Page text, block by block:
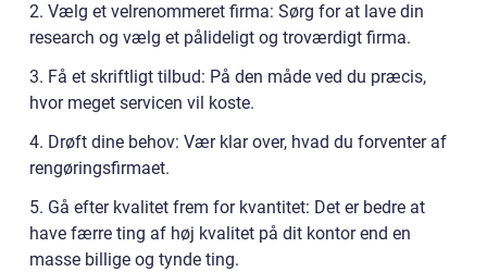
2. Vælg et velrenommeret firma: Sørg for at lave din
research og vælg et pålideligt og troværdigt firma.
3. Få et skriftligt tilbud: På den måde ved du præcis,
hvor meget servicen vil koste.
4. Drøft dine behov: Vær klar over, hvad du forventer af
rengøringsfirmaet.
5. Gå efter kvalitet frem for kvantitet: Det er bedre at
have færre ting af høj kvalitet på dit kontor end en
masse billige og tynde ting.